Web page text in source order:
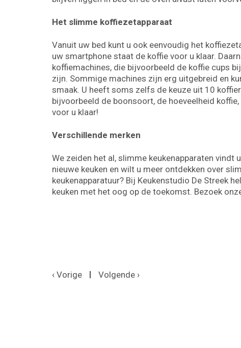
Het slimme koffiezetapparaat
Vanuit uw bed kunt u ook eenvoudig het
uw smartphone staat de koffie voor u klaar.
koffiemachines, die bijvoorbeeld de koffie cups
zijn. Sommige machines zijn erg uitgebreid en
smaak. U heeft soms zelfs de keuze uit 10
bijvoorbeeld de boonsoort, de hoeveelheid
voor u klaar!
Verschillende merken
We zeiden het al, slimme keukenapparaten vindt
nieuwe keuken en wilt u meer ontdekken over
keukenapparatuur? Bij Keukenstudio De Streek
keuken met het oog op de toekomst. Bezoek
‹ Vorige Volgende ›